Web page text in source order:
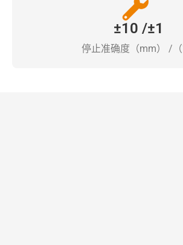
±10 /±1
停止准确度（mm） /（°